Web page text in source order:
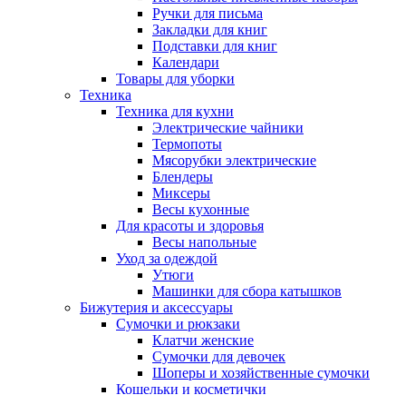
Ручки для письма
Закладки для книг
Подставки для книг
Календари
Товары для уборки
Техника
Техника для кухни
Электрические чайники
Термопоты
Мясорубки электрические
Блендеры
Миксеры
Весы кухонные
Для красоты и здоровья
Весы напольные
Уход за одеждой
Утюги
Машинки для сбора катышков
Бижутерия и аксессуары
Сумочки и рюкзаки
Клатчи женские
Сумочки для девочек
Шоперы и хозяйственные сумочки
Кошельки и косметички